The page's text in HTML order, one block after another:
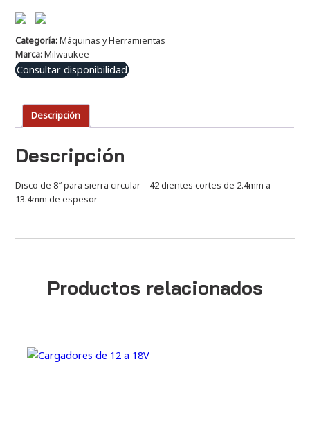
Categoría:Máquinas y Herramientas
Marca:Milwaukee
Consultar disponibilidad
Descripción
Descripción
Disco de 8″ para sierra circular – 42 dientes cortes de 2.4mm a
13.4mm de espesor
Productos relacionados